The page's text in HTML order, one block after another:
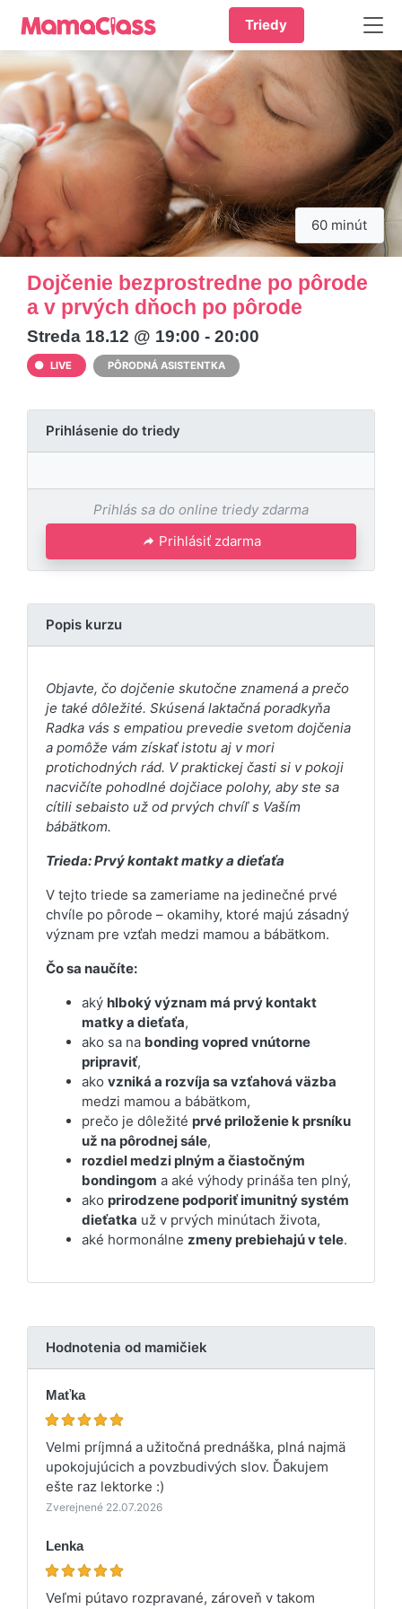
Triedy
60 minút
Dojčenie bezprostredne po pôrode
a v prvých dňoch po pôrode
Streda 18.12 @ 19:00 - 20:00
LIVE PÔRODNÁ ASISTENTKA
Prihlásenie do triedy
Prihlás sa do online triedy zdarma
Prihlásiť zdarma
Popis kurzu
Objavte, čo dojčenie skutočne znamená a prečo
je také dôležité. Skúsená laktačná poradkyňa
Radka vás s empatiou prevedie svetom dojčenia
a pomôže vám získať istotu aj v mori
protichodných rád. V praktickej časti si v pokoji
nacvičíte pohodlné dojčiace polohy, aby ste sa
cítili sebaisto už od prvých chvíľ s Vaším
bábätkom.
Trieda: Prvý kontakt matky a dieťaťa
V tejto triede sa zameriame na jedinečné prvé
chvíle po pôrode – okamihy, ktoré majú zásadný
význam pre vzťah medzi mamou a bábätkom.
Čo sa naučíte:
aký hlboký význam má prvý kontakt
matky a dieťaťa,
ako sa na bonding vopred vnútorne
pripraviť,
ako vzniká a rozvíja sa vzťahová väzba
medzi mamou a bábätkom,
prečo je dôležité prvé priloženie k prsníku
už na pôrodnej sále,
rozdiel medzi plným a čiastočným
bondingom a aké výhody prináša ten plný,
ako prirodzene podporiť imunitný systém
dieťatka už v prvých minútach života,
aké hormonálne zmeny prebiehajú v tele.
Hodnotenia od mamičiek
Maťka
Velmi príjmná a užitočná prednáška, plná najmä
upokojujúcich a povzbudivých slov. Ďakujem
ešte raz lektorke :)
Zverejnené 22.07.2026
Lenka
Veľmi pútavo rozpravané, zároveň v takom